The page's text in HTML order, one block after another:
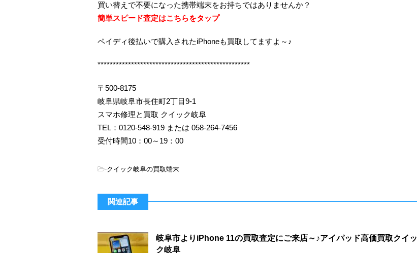
買い替えで不要になった携帯端末をお持ちではありませんか？
簡単スピード査定はこちらをタップ
ペイディ後払いで購入されたiPhoneも買取してますよ～♪
**************************************************
〒500-8175
岐阜県岐阜市長住町2丁目9-1
スマホ修理と買取 クイック岐阜
TEL：0120-548-919 または 058-264-7456
受付時間10：00～19：00
-クイック岐阜の買取端末
関連記事
岐阜市よりiPhone 11の買取査定にご来店～♪アイパッド高価買取クイッ
ク岐阜